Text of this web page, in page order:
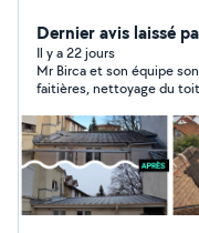
Gouttière Zinc / PVC Traitement de charpente
Démoussage de toiture Traitement hydrofuge de
Isolation Changé de Vélux Création du Vélux Peinture
Entretien Rénovation Recherche de fuites N'hésitez pas
à
Dernier avis laissé
Il y a 22 jours
Mr Birca et son équipe
faitières, nettoyage du
malgré les obstacles...